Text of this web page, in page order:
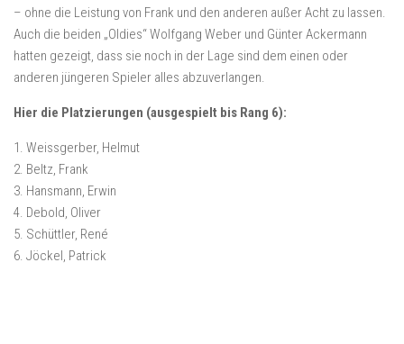
– ohne die Leistung von Frank und den anderen außer Acht zu lassen.
Auch die beiden „Oldies“ Wolfgang Weber und Günter Ackermann
hatten gezeigt, dass sie noch in der Lage sind dem einen oder
anderen jüngeren Spieler alles abzuverlangen.
Hier die Platzierungen (ausgespielt bis Rang 6):
1. Weissgerber, Helmut
2. Beltz, Frank
3. Hansmann, Erwin
4. Debold, Oliver
5. Schüttler, René
6. Jöckel, Patrick